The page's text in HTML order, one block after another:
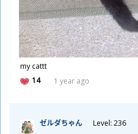
my cattt
14
1 year ago
ゼルダちゃん
Level: 236